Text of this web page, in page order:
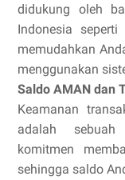
didukung oleh
Indonesia
memudahkan
menggunakan
Saldo AMAN dan
Keamanan
adalah sebuah
komitmen
sehingga saldo